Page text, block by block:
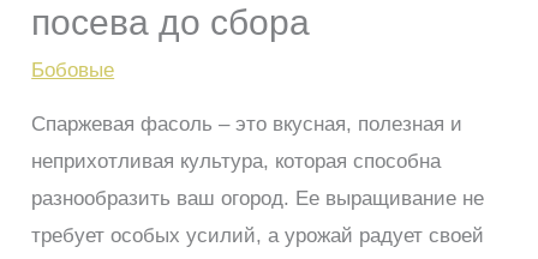
посева до сбора
Бобовые
Спаржевая фасоль – это вкусная, полезная и
неприхотливая культура, которая способна
разнообразить ваш огород. Ее выращивание не
требует особых усилий, а урожай радует своей